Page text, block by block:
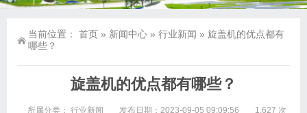
当前位置： 首页 » 新闻中心 » 行业新闻 » 旋盖机的优点都有
哪些？
旋盖机的优点都有哪些？
所属分类： 行业新闻 发布日期：2023-09-05 09:09:56
1,627 次